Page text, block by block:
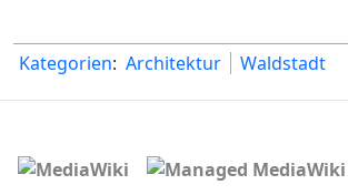
Kategorien: Architektur Waldstadt